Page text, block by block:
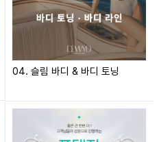
04. 슬림 바디 & 바디 토닝